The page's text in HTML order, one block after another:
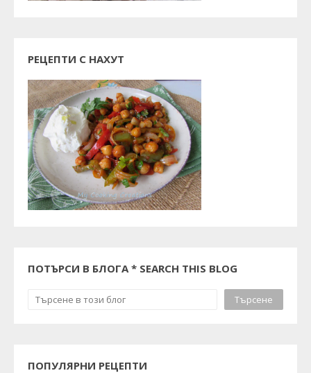
РЕЦЕПТИ С НАХУТ
ПОТЪРСИ В БЛОГА * SEARCH THIS BLOG
ПОПУЛЯРНИ РЕЦЕПТИ